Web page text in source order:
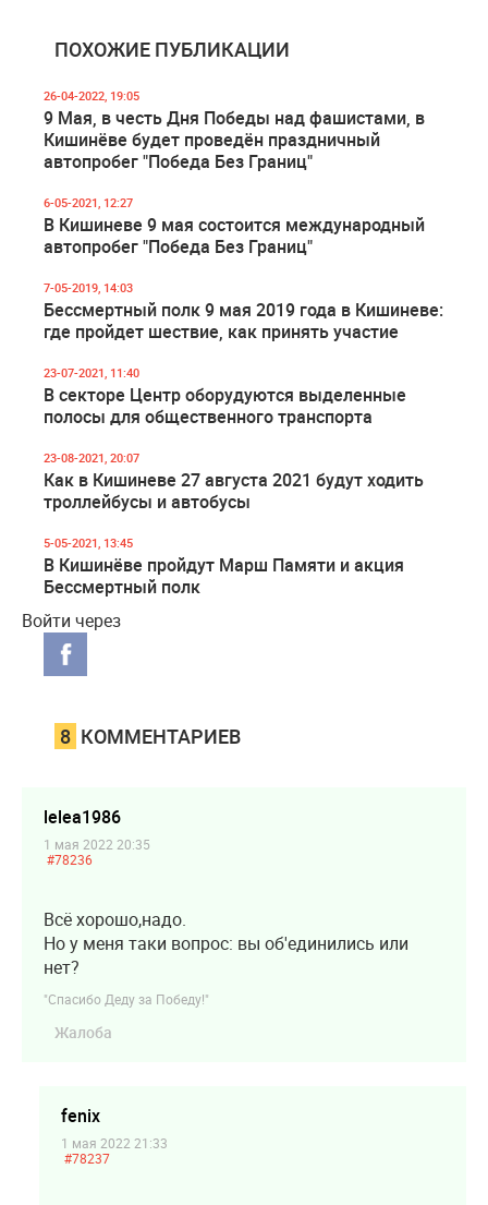
ПОХОЖИЕ ПУБЛИКАЦИИ
26-04-2022, 19:05
9 Мая, в честь Дня Победы над фашистами, в
Кишинёве будет проведён праздничный
автопробег "Победа Без Границ"
6-05-2021, 12:27
В Кишиневе 9 мая состоится международный
автопробег "Победа Без Границ"
7-05-2019, 14:03
Бессмертный полк 9 мая 2019 года в Кишиневе:
где пройдет шествие, как принять участие
23-07-2021, 11:40
В секторе Центр оборудуются выделенные
полосы для общественного транспорта
23-08-2021, 20:07
Как в Кишиневе 27 августа 2021 будут ходить
троллейбусы и автобусы
5-05-2021, 13:45
В Кишинёве пройдут Марш Памяти и акция
Бессмертный полк
Войти через
8 КОММЕНТАРИЕВ
lelea1986
1 мая 2022 20:35
#78236
Всё хорошо,надо.
Но у меня таки вопрос: вы об'единились или
нет?
"Спасибо Деду за Победу!"
Жалоба
fenix
1 мая 2022 21:33
#78237